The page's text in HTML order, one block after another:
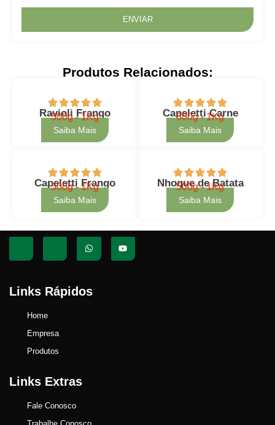
ENVIAR
Produtos Relacionados:
Ravioli Frango
500g - 1Kg
Saiba Mais
Capeletti Carne
500g - 1Kg
Saiba Mais
Capeletti Frango
500g - 1Kg
Saiba Mais
Nhoque de Batata
500g - 1Kg
Saiba Mais
Links Rápidos
Home
Empresa
Produtos
Links Extras
Fale Conosco